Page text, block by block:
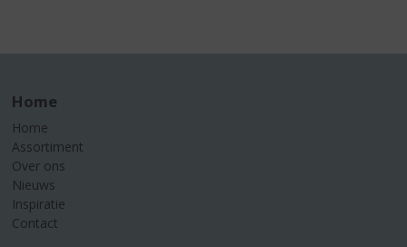
Home
Home
Assortiment
Over ons
Nieuws
Inspiratie
Contact